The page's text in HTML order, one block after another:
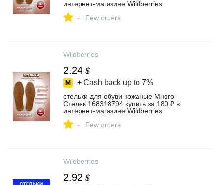
интернет‑магазине Wildberries
- Few orders
Wildberries
2.24 $
+ Cash back up to 7%
стельки для обуви кожаные Много
Стелек 168318794 купить за 180 ₽ в
интернет‑магазине Wildberries
- Few orders
Wildberries
2.92 $